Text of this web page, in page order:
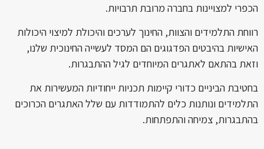
הכפרי למצויינות בחברה מרובת תרבויות.
רווחת התלמידים והצוות, החינוך לערכים והיכולת למיצוי היכולות
האישיות בהיבטים הפדגוגים הם המסד לעשייה החינוכית שלנו,
וזאת בהתאם לאתגרים המיוחדים לגיל ההתבגרות.
בחטיבת הביניים כדורי קיימות תכניות ייחודיות המעשירות את
התלמידים ונותנות כלים להתמודדות עם שלל האתגרים הכרוכים
בהתבגרות, צמיחה והתפתחות.